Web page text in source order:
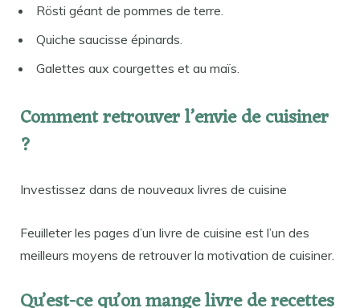
Rösti géant de pommes de terre.
Quiche saucisse épinards.
Galettes aux courgettes et au maïs.
Comment retrouver l’envie de cuisiner
?
Investissez dans de nouveaux livres de cuisine
Feuilleter les pages d’un livre de cuisine est l’un des
meilleurs moyens de retrouver la motivation de cuisiner.